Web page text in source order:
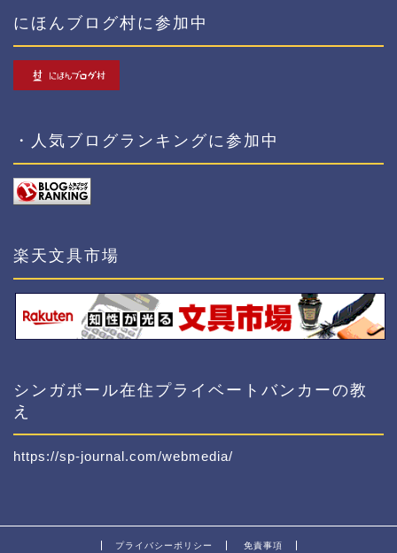
にほんブログ村に参加中
・人気ブログランキングに参加中
楽天文具市場
シンガポール在住プライベートバンカーの教
え
https://sp-journal.com/webmedia/
プライバシーポリシー 免責事項